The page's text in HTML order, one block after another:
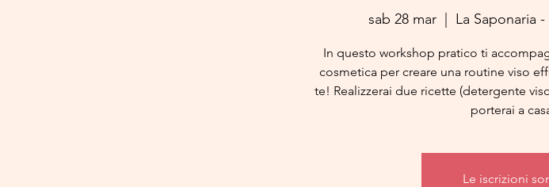
sab 28 mar
  |
La Saponaria
In questo workshop pratico ti
cosmetica per creare una routine viso
te! Realizzerai due ricette (detergente
porterai a
Le iscrizioni